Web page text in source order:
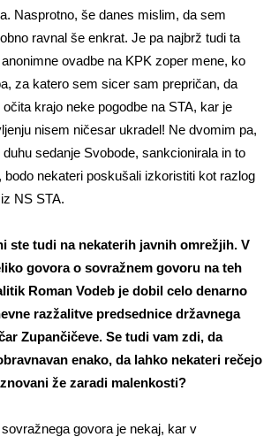
Nasprotno, še danes mislim, da sem
ravnal še enkrat. Je pa najbrž tudi ta
ovadbe na KPK zoper mene, ko
za katero sem sicer sam prepričan, da
krajo neke pogodbe na STA, kar je
nisem ničesar ukradel! Ne dvomim pa,
sedanje Svobode, sankcionirala in to
bodo nekateri poskušali izkoristiti kot razlog
NS STA.
ste tudi na nekaterih javnih omrežjih. V
govora o sovražnem govoru na teh
Roman Vodeb je dobil celo denarno
razžalitve predsednice državnega
Zupančičeve. Se tudi vam zdi, da
enako, da lahko nekateri rečejo
že zaradi malenkosti?
govora je nekaj, kar v